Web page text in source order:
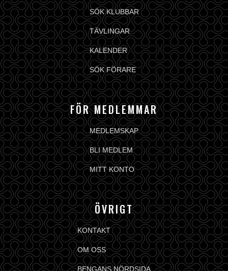
SÖK KLUBBAR
TÄVLINGAR
KALENDER
SÖK FÖRARE
FÖR MEDLEMMAR
MEDLEMSKAP
BLI MEDLEM
MITT KONTO
ÖVRIGT
KONTAKT
OM OSS
BENGANS NÖRDSIDA